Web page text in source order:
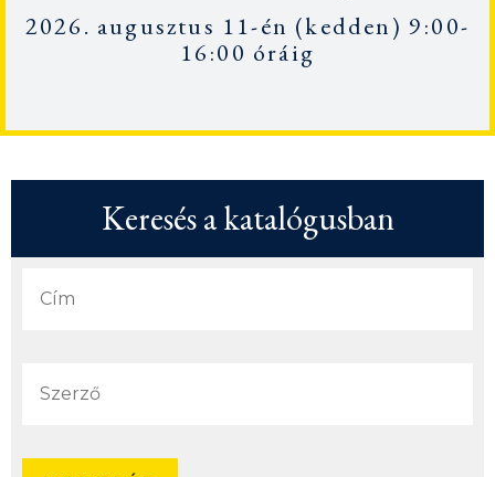
2026. augusztus 11-én (kedden) 9:00-
16:00 óráig
Keresés a katalógusban